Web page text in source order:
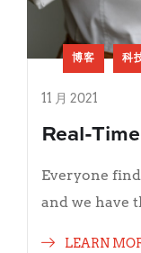
博客 科
11 月 2021
Real-
Everyone
and we have
LEARN